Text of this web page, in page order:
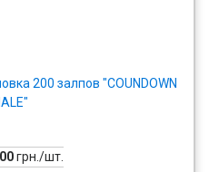
200 залпов "COUNDOWN
грн./шт.